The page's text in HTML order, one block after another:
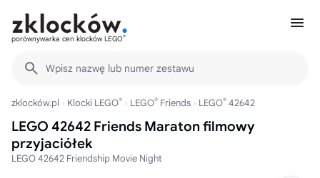
porównywarka cen klocków LEGO®
Wpisz nazwę lub numer zestawu
zklocków.pl Klocki LEGO® LEGO® Friends LEGO® 42642
LEGO 42642 Friends Maraton filmowy
przyjaciółek
LEGO 42642 Friendship Movie Night